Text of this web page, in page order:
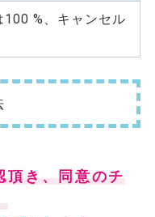
%、キャンセル
頂き、同意のチ